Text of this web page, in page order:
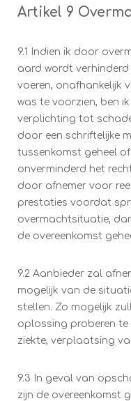
Artikel 9
9.1 Indien ik door
aard wordt verhinderd
voeren, onafhankelijk
was te voorzien, ben
verplichting tot
door een schriftelijke
tussenkomst geheel
onverminderd het
door afnemer voor
prestaties voordat
overmachtsituatie,
de overeenkomst
9.2 Aanbieder zal
mogelijk van de
stellen. Zo mogelijk
oplossing proberen te
ziekte, verplaatsing
9.3 In geval van
zijn de overeenkomst